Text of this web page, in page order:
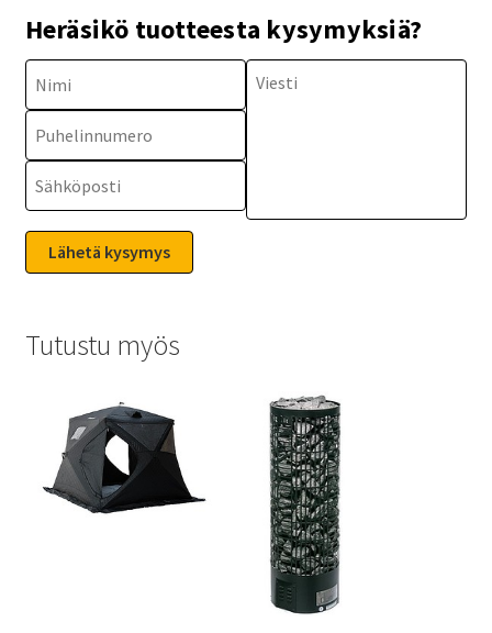
Heräsikö tuotteesta kysymyksiä?
Tutustu myös